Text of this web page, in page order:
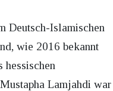
Deutsch-Islamischen
wie 2016 bekannt
hessischen
Lamjahdi war